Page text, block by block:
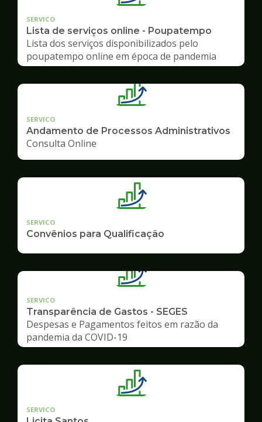
SERVICO
Lista de serviços online - Poupatempo
Lista dos serviços disponibilizados pelo
poupatempo online em época de pandemia
SERVICO
Andamento de Processos Administrativos
Consulta Online
SERVICO
Convênios para Qualificação
SERVICO
Transparência de Gastos - SEGES
Despesas e Pagamentos feitos em razão da
pandemia da COVID-19
SERVICO